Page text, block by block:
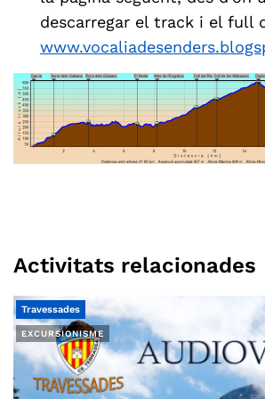
descarregar el track i el full
Activitats relacionades
EXCURSIONISME
Travessades